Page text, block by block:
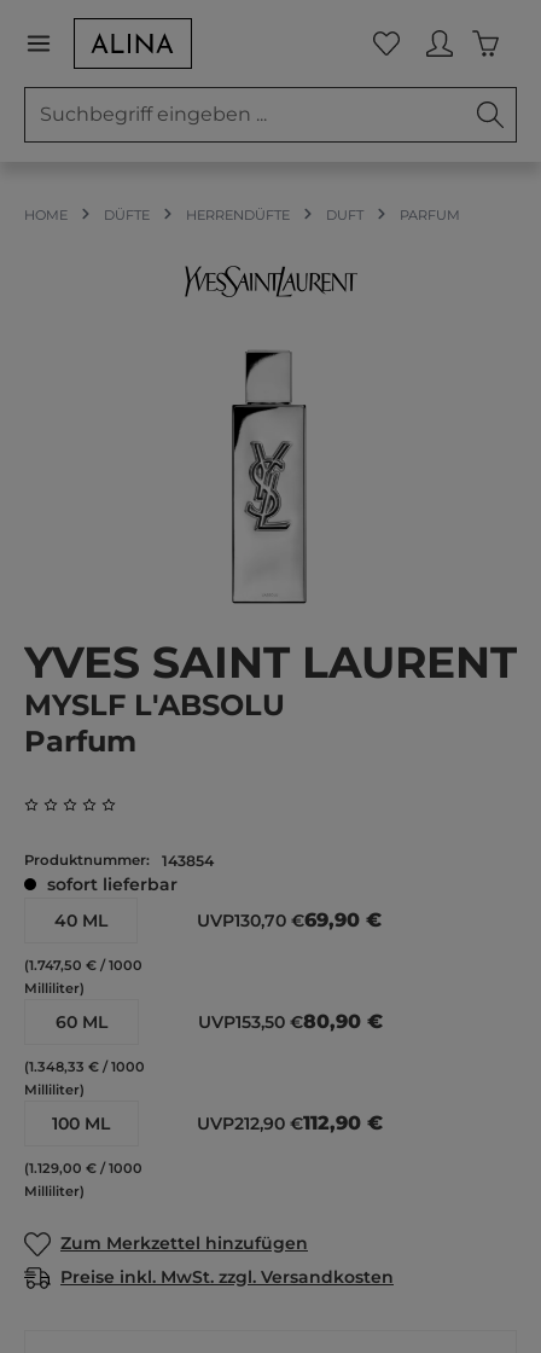
Zum Hauptinhalt springen Du hast 0
HOME DÜFTE HERRENDÜFTE DUFT PARFUM
Bildergalerie überspringen
YVES SAINT LAURENT
MYSLF L'ABSOLU
Parfum
Produktnummer: 143854
sofort lieferbar
40 ML
(1.747,50 € / 1000
Milliliter)
UVP130,70 €69,90 €
60 ML
(1.348,33 € / 1000
Milliliter)
UVP153,50 €80,90 €
100 ML
(1.129,00 € / 1000
Milliliter)
UVP212,90 €112,90 €
Zum Merkzettel hinzufügen
Preise inkl. MwSt. zzgl. Versandkosten